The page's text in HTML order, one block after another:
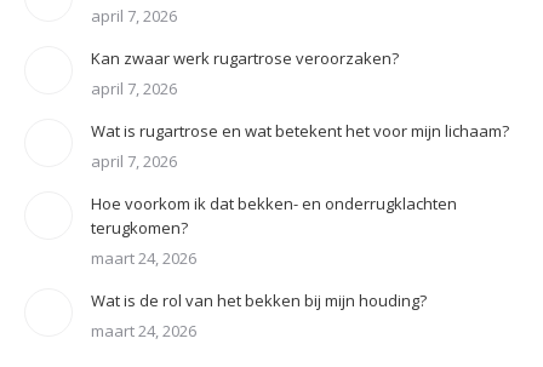
april 7, 2026
Kan zwaar werk rugartrose veroorzaken?
april 7, 2026
Wat is rugartrose en wat betekent het voor mijn lichaam?
april 7, 2026
Hoe voorkom ik dat bekken- en onderrugklachten
terugkomen?
maart 24, 2026
Wat is de rol van het bekken bij mijn houding?
maart 24, 2026